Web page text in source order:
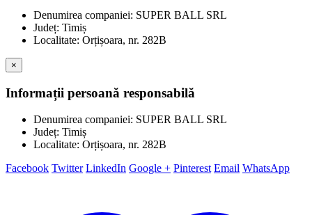
Denumirea companiei: SUPER BALL SRL
Județ: Timiș
Localitate: Orțișoara, nr. 282B
×
Informații persoană responsabilă
Denumirea companiei: SUPER BALL SRL
Județ: Timiș
Localitate: Orțișoara, nr. 282B
Facebook Twitter LinkedIn Google + Pinterest Email WhatsApp